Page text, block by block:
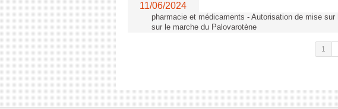
11/06/2024
pharmacie et médicaments - Autorisation de mise
sur le marche du Palovarotène
1